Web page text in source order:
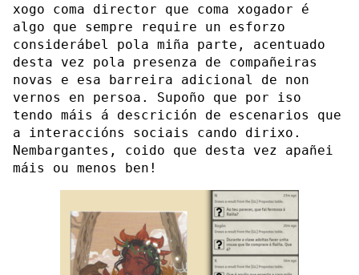
xogo coma director que coma xogador é
algo que sempre require un esforzo
considerábel pola miña parte, acentuado
desta vez pola presenza de compañeiras
novas e esa barreira adicional de non
vernos en persoa. Supoño que por iso
tendo máis á descrición de escenarios que
a interaccións sociais cando dirixo.
Nembargantes, coido que desta vez apañei
máis ou menos ben!